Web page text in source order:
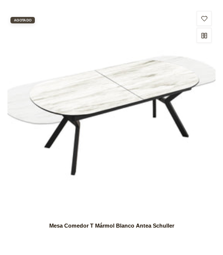
AGOTADO
Mesa Comedor T Mármol Blanco Antea Schuller